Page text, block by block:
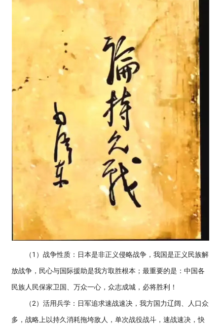
（1）战争性质：日本是非正义侵略战争，我国是正义民族解
放战争，民心与国际援助是我方取胜根本；最重要的是：中国各
民族人民保家卫国、万众一心，众志成城，必将胜利！
（2）活用兵学：日军追求速战速决，我方国力辽阔、人口众
多，战略上以持久消耗拖垮敌人，单次战役战斗，速战速决，快